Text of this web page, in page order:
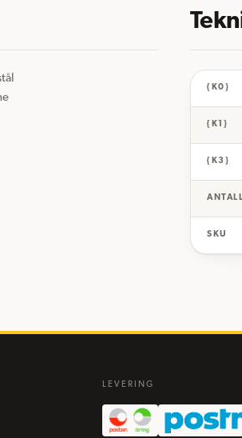
{K0}
{K1}
{K3}
SKU
LEVERING